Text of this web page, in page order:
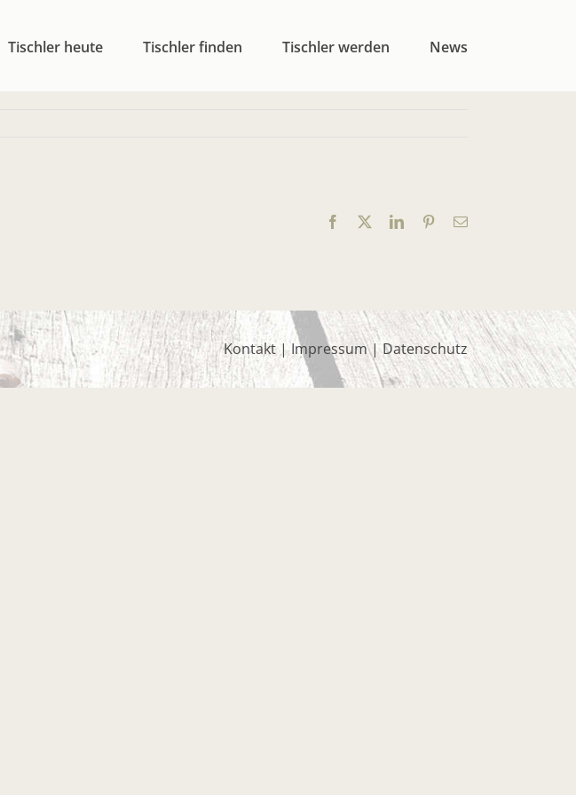
Tischler heute Tischler finden Tischler werden News
Facebook LinkedInPinterest
E-
Kontakt |Impressum|Datenschutz